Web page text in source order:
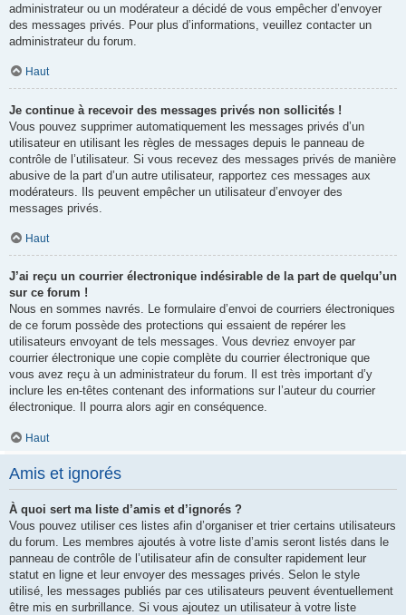
administrateur ou un modérateur a décidé de vous empêcher d’envoyer
des messages privés. Pour plus d’informations, veuillez contacter un
administrateur du forum.
Haut
Je continue à recevoir des messages privés non sollicités !
Vous pouvez supprimer automatiquement les messages privés d’un
utilisateur en utilisant les règles de messages depuis le panneau de
contrôle de l’utilisateur. Si vous recevez des messages privés de manière
abusive de la part d’un autre utilisateur, rapportez ces messages aux
modérateurs. Ils peuvent empêcher un utilisateur d’envoyer des
messages privés.
Haut
J’ai reçu un courrier électronique indésirable de la part de quelqu’un
sur ce forum !
Nous en sommes navrés. Le formulaire d’envoi de courriers électroniques
de ce forum possède des protections qui essaient de repérer les
utilisateurs envoyant de tels messages. Vous devriez envoyer par
courrier électronique une copie complète du courrier électronique que
vous avez reçu à un administrateur du forum. Il est très important d’y
inclure les en-têtes contenant des informations sur l’auteur du courrier
électronique. Il pourra alors agir en conséquence.
Haut
Amis et ignorés
À quoi sert ma liste d’amis et d’ignorés ?
Vous pouvez utiliser ces listes afin d’organiser et trier certains utilisateurs
du forum. Les membres ajoutés à votre liste d’amis seront listés dans le
panneau de contrôle de l’utilisateur afin de consulter rapidement leur
statut en ligne et leur envoyer des messages privés. Selon le style
utilisé, les messages publiés par ces utilisateurs peuvent éventuellement
être mis en surbrillance. Si vous ajoutez un utilisateur à votre liste